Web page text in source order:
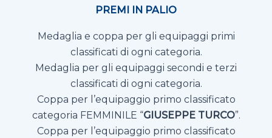
PREMI IN PALIO
Medaglia e coppa per gli equipaggi primi
classificati di ogni categoria.
Medaglia per gli equipaggi secondi e terzi
classificati di ogni categoria.
Coppa per l’equipaggio primo classificato
categoria FEMMINILE “GIUSEPPE TURCO”.
Coppa per l’equipaggio primo classificato